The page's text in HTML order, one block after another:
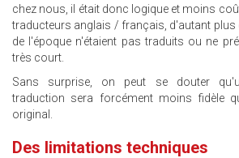
chez nous, il était donc logique et moins
traducteurs anglais / français, d'autant plus
de l'époque n'étaient pas traduits ou ne
très court.
Sans surprise, on peut se douter
traduction sera forcément moins fidèle
original.
Des limitations techniques